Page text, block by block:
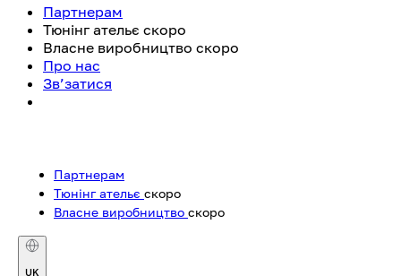
Партнерам
Тюнінг ательє скоро
Власне виробництво скоро
Про нас
Зв’затися
Партнерам
Тюнінг ательє скоро
Власне виробництво скоро
UK